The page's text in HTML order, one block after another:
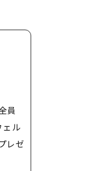
員
ェル
レゼ